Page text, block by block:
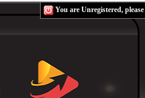
You are Unregistered, please